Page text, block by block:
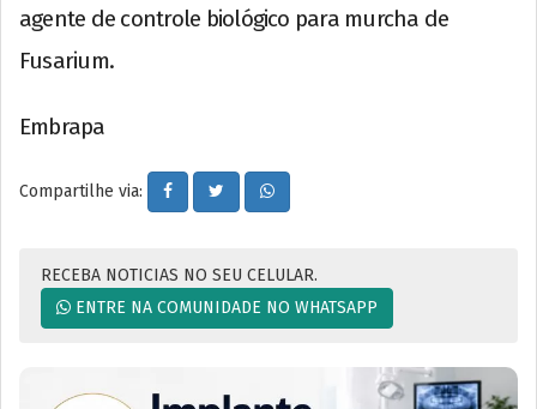
agente de controle biológico para murcha de
Fusarium.
Embrapa
Compartilhe via:
RECEBA NOTICIAS NO SEU CELULAR.
ENTRE NA COMUNIDADE NO WHATSAPP